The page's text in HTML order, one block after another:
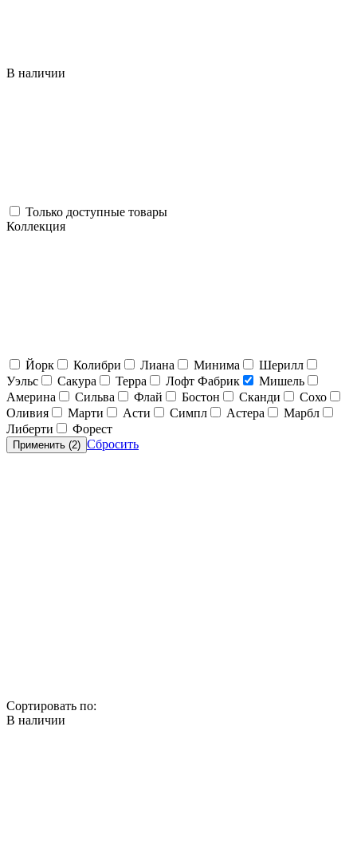
В наличии
Только доступные товары
Коллекция
Йорк Колибри Лиана Минима
Шерилл
Уэльс
Сакура Терра Лофт Фабрик
Мишель
Америна
Сильва Флай Бостон Сканди
Сохо
Оливия
Марти Асти Симпл Астера
Марбл
Либерти
Форест
Применить (2) Сбросить
Сортировать по:
В наличии